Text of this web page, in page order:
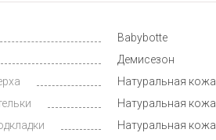
Babybotte
Демисезон
Натуральная кожа
Натуральная кожа
Натуральная кожа